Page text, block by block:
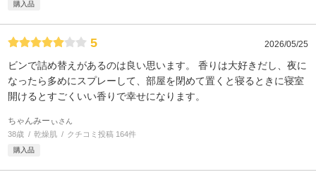
購入品
5 2026/05/25
ビンで詰め替えがあるのは良い思います。 香りは大好きだし、夜に
なったら多めにスプレーして、部屋を閉めて置くと寝るときに寝室
開けるとすごくいい香りで幸せになります。
ちゃんみーぃさん
38歳 乾燥肌 クチコミ投稿 164件
購入品